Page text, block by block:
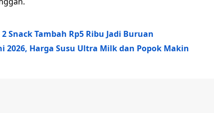
Snack Tambah Rp5 Ribu Jadi Buruan
2026, Harga Susu Ultra Milk dan Popok Makin